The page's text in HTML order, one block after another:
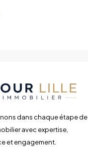
dans chaque étape de
avec expertise,
et engagement.